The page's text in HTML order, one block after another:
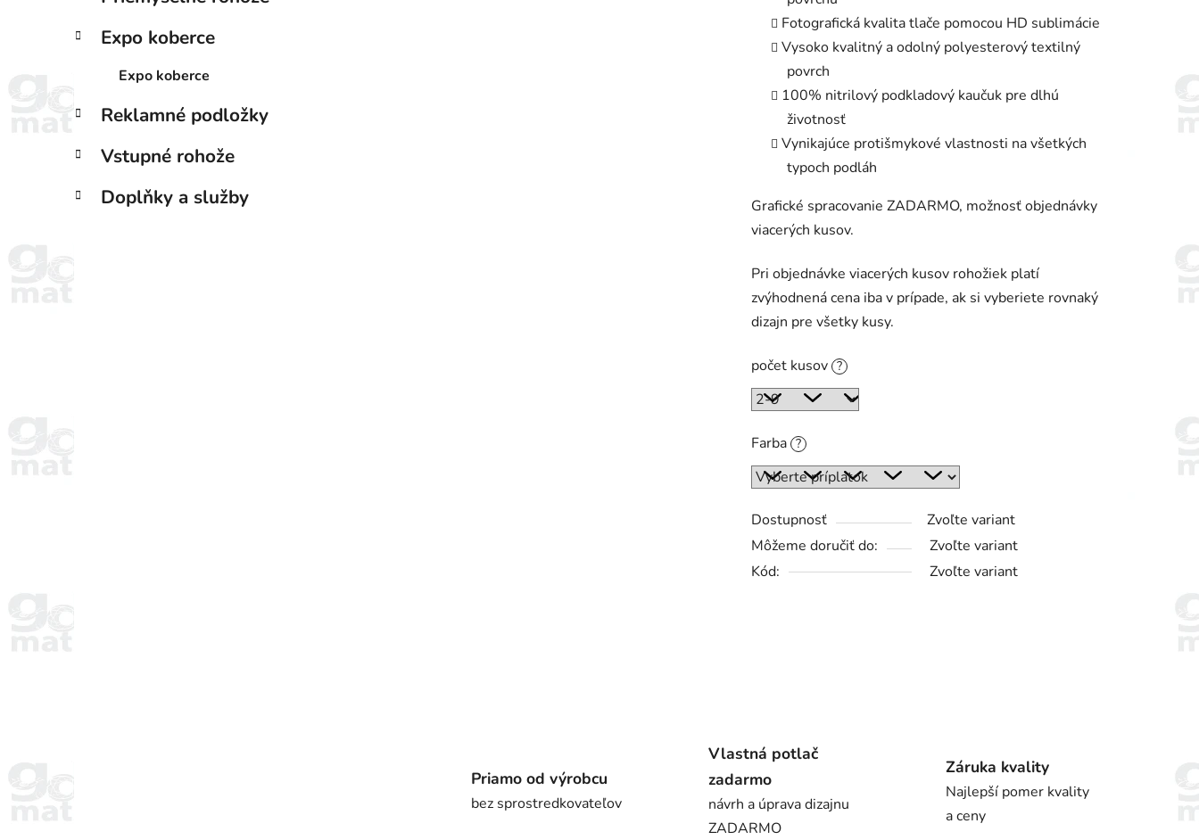
Expo koberce
Expo koberce
Reklamné podložky
Vstupné rohože
Doplňky a služby
Fotografická kvalita tlače pomocou HD sublimácie
Vysoko kvalitný a odolný polyesterový textilný
povrch
100% nitrilový podkladový kaučuk pre dlhú
životnosť
Vynikajúce protišmykové vlastnosti na všetkých
typoch podláh
Grafické spracovanie ZADARMO, možnosť objednávky
viacerých kusov.
Pri objednávke viacerých kusov rohožiek platí
zvýhodnená cena iba v prípade, ak si vyberiete rovnaký
dizajn pre všetky kusy.
počet kusov ?
Farba ?
Dostupnosť
Zvoľte variant
Môžeme doručiť do:
Zvoľte variant
Kód:
Zvoľte variant
Priamo od výrobcu
bez sprostredkovateľov
Vlastná potlač
zadarmo
návrh a úprava dizajnu
ZADARMO
Záruka kvality
Najlepší pomer kvality
a ceny